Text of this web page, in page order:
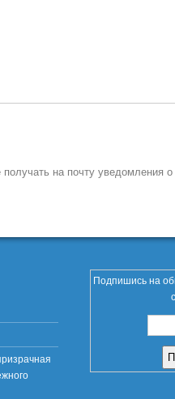
получать на почту уведомления
Подпишись на